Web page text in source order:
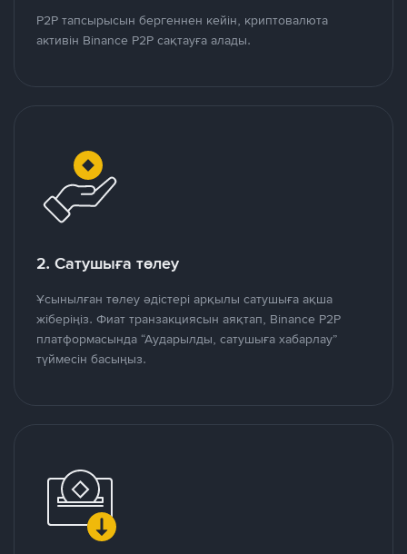
P2P тапсырысын бергеннен кейін, криптовалюта
активін Binance P2P сақтауға алады.
2. Сатушыға төлеу
Ұсынылған төлеу әдістері арқылы сатушыға ақша
жіберіңіз. Фиат транзакциясын аяқтап, Binance P2P
платформасында “Аударылды, сатушыға хабарлау”
түймесін басыңыз.